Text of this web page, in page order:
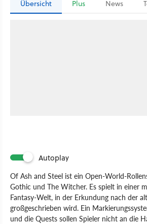
Übersicht Plus News
Autoplay
Of Ash and Steel ist ein Open-World-
Gothic und The Witcher. Es spielt in einer
Fantasy-Welt, in der Erkundung nach der
großgeschrieben wird. Ein
und die Quests sollen Spieler nicht an die